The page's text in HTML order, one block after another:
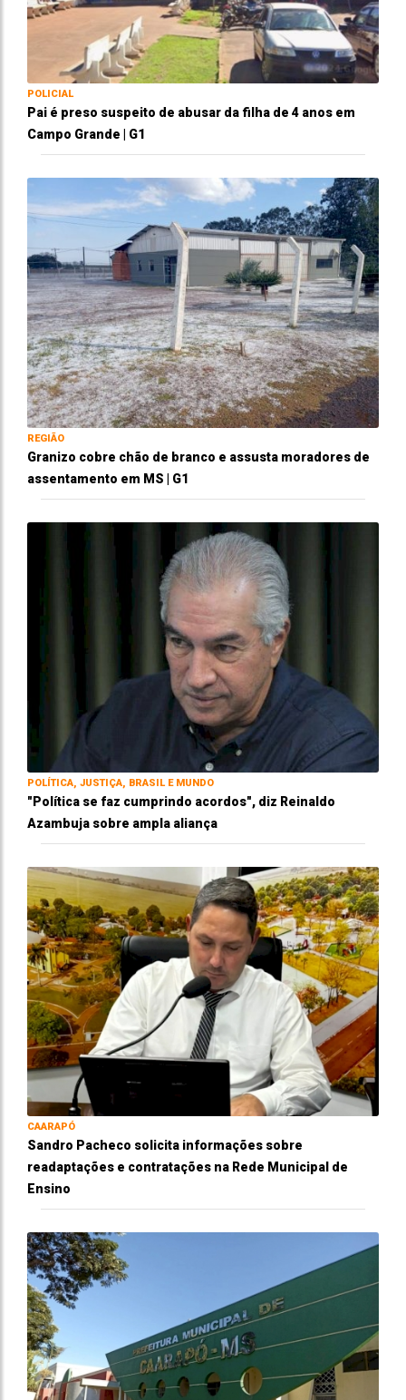
POLICIAL
Pai é preso suspeito de abusar da filha de 4 anos em
Campo Grande | G1
REGIÃO
Granizo cobre chão de branco e assusta moradores de
assentamento em MS | G1
POLÍTICA, JUSTIÇA, BRASIL E MUNDO
"Política se faz cumprindo acordos", diz Reinaldo
Azambuja sobre ampla aliança
CAARAPÓ
Sandro Pacheco solicita informações sobre
readaptações e contratações na Rede Municipal de
Ensino